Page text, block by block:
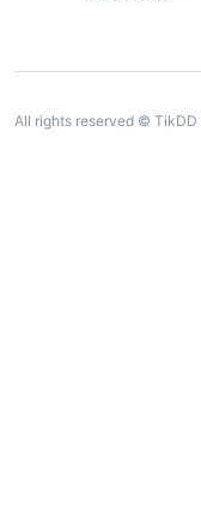
All rights reserved © TikDD